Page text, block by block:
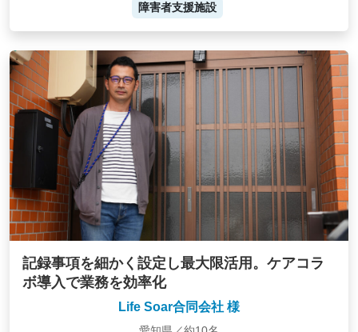
障害者支援施設
記録事項を細かく設定し最大限活用。ケアコラ
ボ導入で業務を効率化
Life Soar合同会社 様